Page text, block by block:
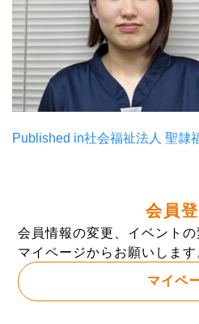
投
ビ
ゲ
ー
Published in社会福祉法人 聖隷
会員
会員情報の変更、イベントの
マイページからお願いします
マイペ